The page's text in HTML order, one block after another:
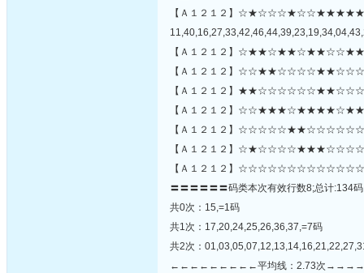
【Ａ１２１２】
【Ａ１２１２】
【Ａ１２１２】
【Ａ１２１２】
【Ａ１２１２】
【Ａ１２１２】
【Ａ１２１２】
【Ａ１２１２】
〓〓〓〓〓〓码类本次有效行数8;总计:134
共0次：15,=1码
共1次：17,20,24,25,26,36,37,=7码
共2次：
←←←←←←←←←平均线：2.73次